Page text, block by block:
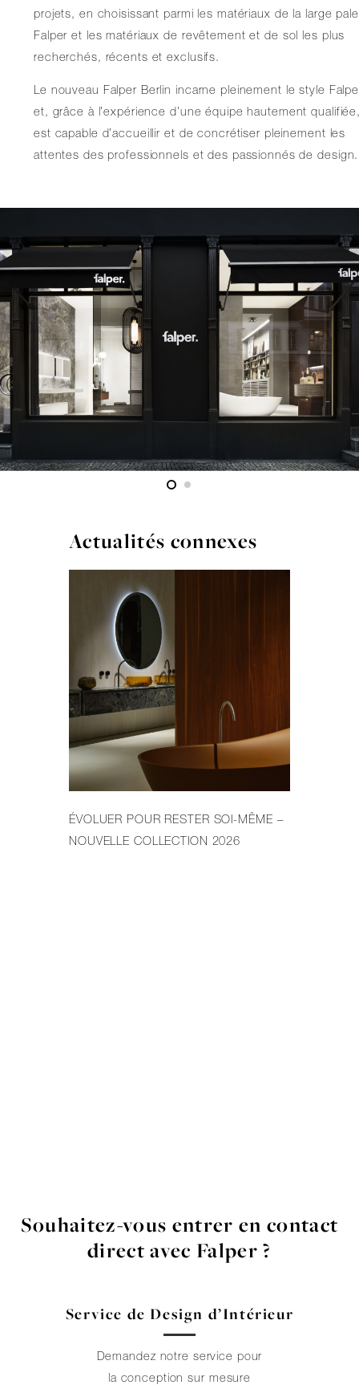
projets, en choisissant parmi les matériaux de la large
Falper et les matériaux de revêtement et de sol les plus
recherchés, récents et exclusifs.
Le nouveau Falper Berlin incarne pleinement le style
et, grâce à l’expérience d’une équipe hautement
est capable d’accueillir et de concrétiser pleinement les
attentes des professionnels et des passionnés de design.
Actualités connexes
ÉVOLUER POUR RESTER SOI-MÊME –
NOUVELLE COLLECTION 2026
Souhaitez-vous entrer en contact
direct avec Falper ?
Service de Design d’Intérieur
Demandez notre service pour
la conception sur mesure